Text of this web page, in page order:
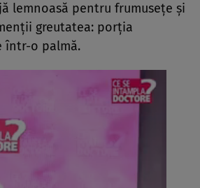
lemnoasă pentru frumusețe și
greutatea: porția
într-o palmă.